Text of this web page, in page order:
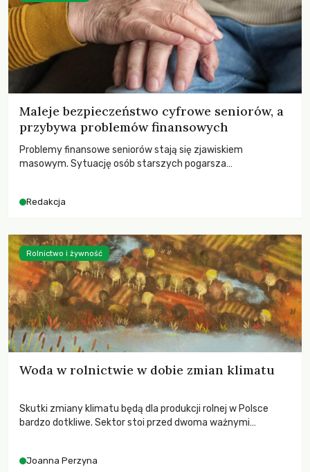
Maleje bezpieczeństwo cyfrowe seniorów, a
przybywa problemów finansowych
Problemy finansowe seniorów stają się zjawiskiem
masowym. Sytuację osób starszych pogarsza
Redakcja
Woda w rolnictwie w dobie zmian klimatu
Skutki zmiany klimatu będą dla produkcji rolnej w Polsce
bardzo dotkliwe. Sektor stoi przed dwoma ważnymi
zachodzących zmian klimatycznych. Wymagać to będzie
Joanna Perzyna
Rolnictwo i żywność